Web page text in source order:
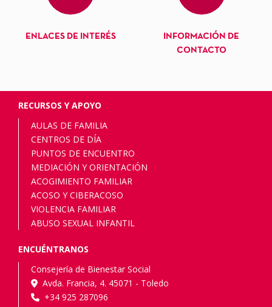
ENLACES DE INTERÉS
INFORMACIÓN DE
CONTACTO
RECURSOS Y APOYO
AULAS DE FAMILIA
CENTROS DE DÍA
PUNTOS DE ENCUENTRO
MEDIACIÓN Y ORIENTACIÓN
ACOGIMIENTO FAMILIAR
ACOSO Y CIBERACOSO
VIOLENCIA FAMILIAR
ABUSO SEXUAL INFANTIL
ENCUÉNTRANOS
Consejería de Bienestar Social
Avda. Francia, 4. 45071 - Toledo
+34 925 287096